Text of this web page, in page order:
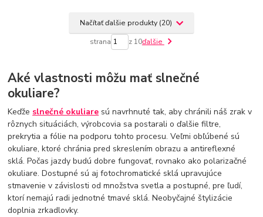
Načítať ďalšie produkty (20)
strana z 10ďalšie
Aké vlastnosti môžu mať slnečné
okuliare?
Keďže slnečné okuliare sú navrhnuté tak, aby chránili náš zrak v
rôznych situáciách, výrobcovia sa postarali o ďalšie filtre,
prekrytia a fólie na podporu tohto procesu. Veľmi obľúbené sú
okuliare, ktoré chránia pred skreslením obrazu a antireflexné
sklá. Počas jazdy budú dobre fungovať, rovnako ako polarizačné
okuliare. Dostupné sú aj fotochromatické sklá upravujúce
stmavenie v závislosti od množstva svetla a postupné, pre ľudí,
ktorí nemajú radi jednotné tmavé sklá. Neobyčajné štylizácie
doplnia zrkadlovky.